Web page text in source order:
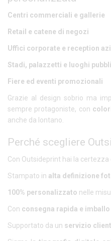
Centri commerciali e gallerie
Retail e catene di negozi
Uffici corporate e reception
Stadi, palazzetti e luoghi
Fiere ed eventi promozionali
Grazie al design sobrio ma
sempre protagoniste, con
anche da lontano.
Perché scegliere
Con Outsideprint hai la certezza
Stampato in alta definizione
100% personalizzato nelle
Con consegna rapida e
Supportato da un servizio